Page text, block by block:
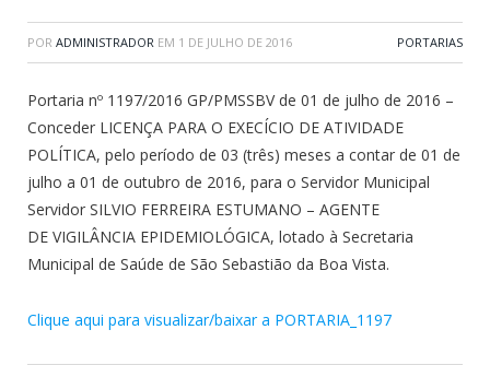
POR ADMINISTRADOR EM 1 DE JULHO DE 2016 PORTARIAS
Portaria nº 1197/2016 GP/PMSSBV de 01 de julho de 2016 –
Conceder LICENÇA PARA O EXECÍCIO DE ATIVIDADE
POLÍTICA, pelo período de 03 (três) meses a contar de 01 de
julho a 01 de outubro de 2016, para o Servidor Municipal
Servidor SILVIO FERREIRA ESTUMANO – AGENTE
DE VIGILÂNCIA EPIDEMIOLÓGICA, lotado à Secretaria
Municipal de Saúde de São Sebastião da Boa Vista.
Clique aqui para visualizar/baixar a PORTARIA_1197